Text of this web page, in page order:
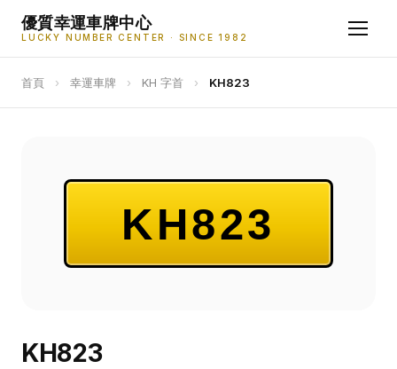
優質幸運車牌中心
LUCKY NUMBER CENTER · SINCE 1982
首頁 › 幸運車牌 › KH 字首 › KH823
KH823
KH823